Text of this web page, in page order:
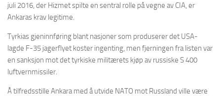
juli 2016, der Hizmet spilte en sentral rolle på vegne av CIA, er
Ankaras krav legitime.
Tyrkias gjeninnføring blant nasjoner som produserer det USA-
lagde F-35 jagerflyet koster ingenting, men fjerningen fra listen var
en sanksjon mot det tyrkiske militærets kjøp av russiske S 400
luftvernmissiler.
Å tilfredsstille Ankara med å utvide NATO mot Russland ville være